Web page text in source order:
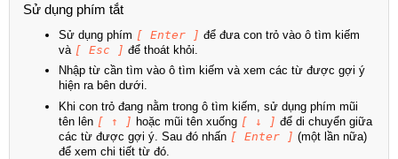
Sử dụng phím tắt
Sử dụng phím [ Enter ] để đưa con trỏ vào ô tìm kiếm
và [ Esc ] để thoát khỏi.
Nhập từ cần tìm vào ô tìm kiếm và xem các từ được gợi ý
hiện ra bên dưới.
Khi con trỏ đang nằm trong ô tìm kiếm, sử dụng phím mũi
tên lên [ ↑ ] hoặc mũi tên xuống [ ↓ ] để di chuyển giữa
các từ được gợi ý. Sau đó nhấn [ Enter ] (một lần nữa)
để xem chi tiết từ đó.